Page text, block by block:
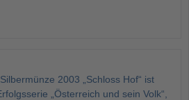
2003 „Schloss Hof“ ist
„Österreich und sein Volk“,